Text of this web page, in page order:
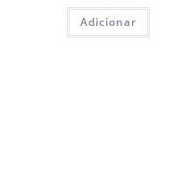
Adicionar